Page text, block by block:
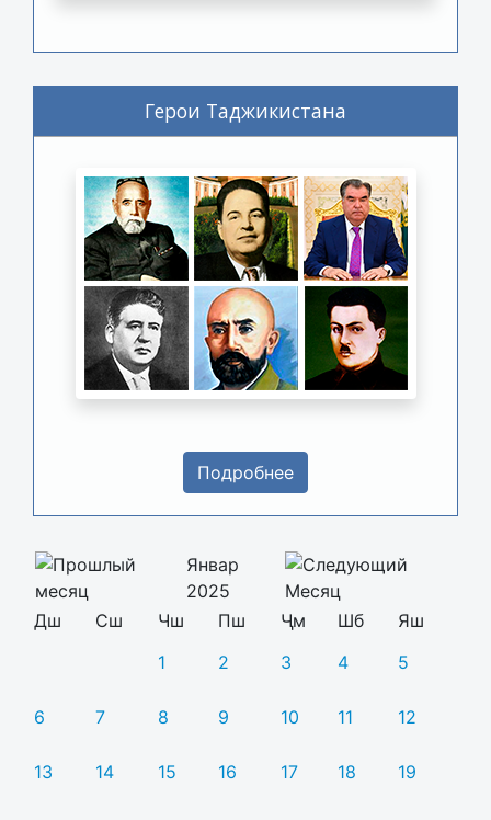
Герои Таджикистана
Подробнее
Январ
2025
Дш
Сш Чш Пш Ҷм Шб
Яш
1
2 3 4 5
6 7 8 9 10 11 12
13 14 15 16 17 18 19